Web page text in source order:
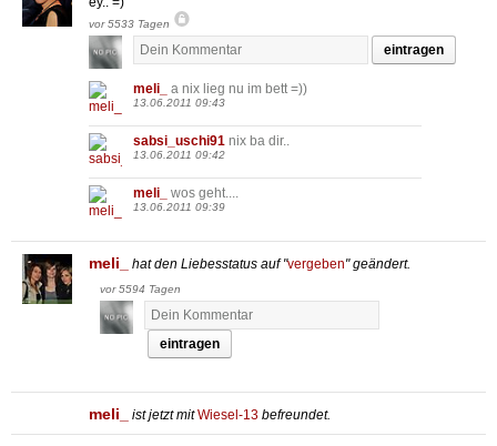
vor 5533 Tagen
eintragen
meli_ a nix lieg nu im bett =))
13.06.2011 09:43
sabsi_uschi91 nix ba dir..
13.06.2011 09:42
meli_ wos geht....
13.06.2011 09:39
meli_ hat den Liebesstatus auf "vergeben" geändert.
vor 5594 Tagen
eintragen
meli_ ist jetzt mitWiesel-13 befreundet.